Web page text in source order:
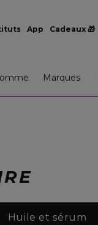
App Cadeaux 🎁
Marques
Huile et sérum